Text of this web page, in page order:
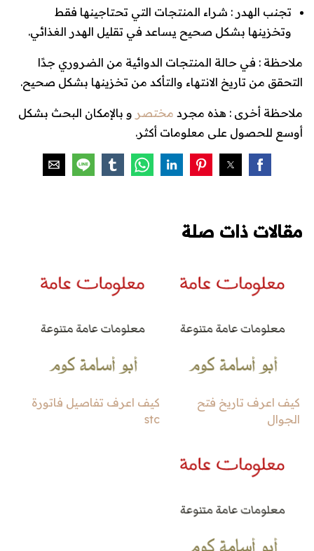
تجنب الهدر : شراء المنتجات التي تحتاجينها فقط
وتخزينها بشكل صحيح يساعد في تقليل الهدر الغذائي.
ملاحظة : في حالة المنتجات الدوائية من الضروري جدًا
التحقق من تاريخ الانتهاء والتأكد من تخزينها بشكل صحيح.
ملاحظة أخرى : هذه مجرد مختصر و بالإمكان البحث بشكل
أوسع للحصول على معلومات أكثر.
مقالات ذات صلة
كيف اعرف تاريخ فتح
الجوال
كيف اعرف تفاصيل فاتورة
stc